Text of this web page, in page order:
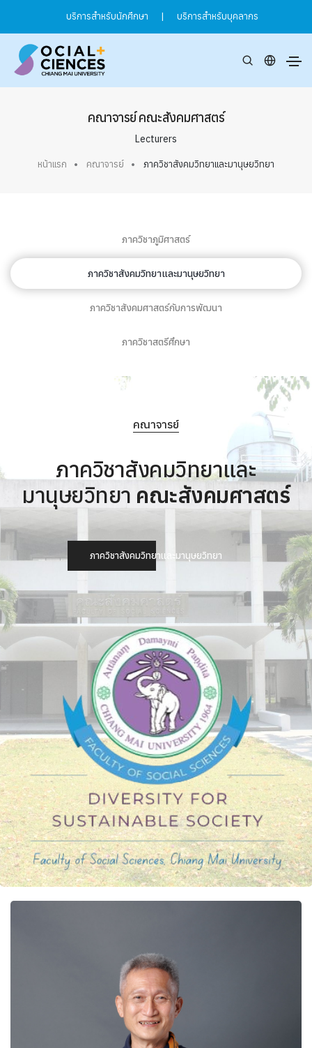
บริการสำหรับนักศึกษา | บริการสำหรับบุคลากร
คณาจารย์ คณะสังคมศาสตร์
Lecturers
หน้าแรก คณาจารย์ ภาควิชาสังคมวิทยาและมานุษยวิทยา
ภาควิชาภูมิศาสตร์
ภาควิชาสังคมวิทยาและมานุษยวิทยา
ภาควิชาสังคมศาสตร์กับการพัฒนา
ภาควิชาสตรีศึกษา
คณาจารย์
ภาควิชาสังคมวิทยาและ
มานุษยวิทยา คณะสังคมศาสตร์
ภาควิชาสังคมวิทยาและมานุษยวิทยา